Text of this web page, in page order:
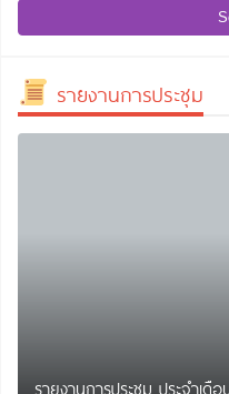
รายงานการประชุม
รายงานการประชุม ประจำเดื